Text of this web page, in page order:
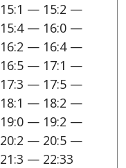
15:1 — 15:2 —
15:4 — 16:0 —
16:2 — 16:4 —
16:5 — 17:1 —
17:3 — 17:5 —
18:1 — 18:2 —
19:0 — 19:2 —
20:2 — 20:5 —
21:3 — 22:33